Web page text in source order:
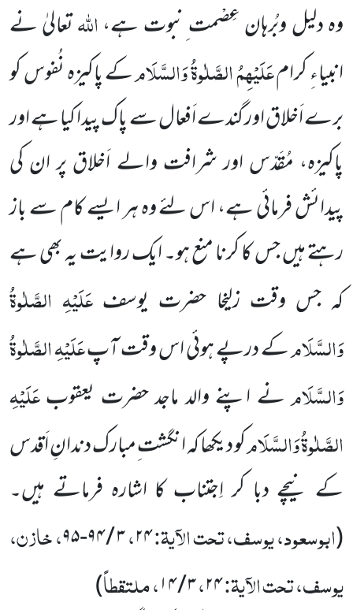
وہ دلیل وبُرہان عِصْمت ِنبوت ہے،اللہتعالیٰ نے
انبیاءِ کرامعَلَیْہِمُ الصَّلٰوۃُ وَالسَّلَامکے پاکیزہ نُفوس کو
برے اَخلاق اور گندے اَفعال سے پاکپیدا کیا ہے اور
پاکیزہ، مُقَدّس اور شرافت والے اَخلاق پر انکی
پیدائش فرمائی ہے، اس لئے وہ ہر ایسے کام سے باز
رہتے ہیں جس کا کرنا منع ہو۔ ایک روایت یہ بھی ہے
کہ جس وقت زلیخا حضرت یوسف عَلَیْہِ الصَّلٰوۃُ
وَالسَّلَامکے درپے ہوئی اس وقت آپعَلَیْہِ الصَّلٰوۃُ
وَالسَّلَامنے اپنے والد ماجد حضرت یعقوبعَلَیْہِ
الصَّلٰوۃُ وَالسَّلَامکو دیکھا کہ انگشت ِمبارک دندانِ اَقدس
کے نیچے دبا کر اِجتناب کا اشارہ فرماتے ہیں۔
(ابوسعود، یوسف، تحت الآیۃ:۲۴،۳/۹۴-۹۵، خازن،
یوسف، تحت الآیۃ:۲۴،۳/۱۴، ملتقطاً)